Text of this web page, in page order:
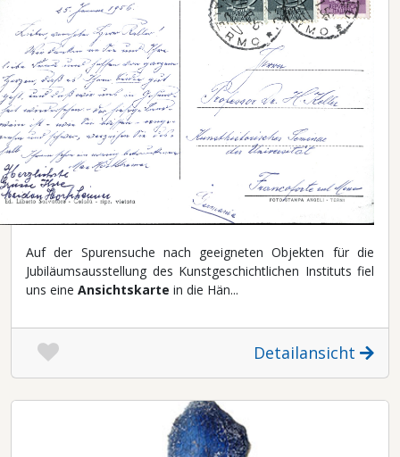
Auf der Spurensuche nach geeigneten Objekten für die
Jubiläumsausstellung des Kunstgeschichtlichen Instituts fiel
uns eine Ansichtskarte in die Hän...
Detailansicht